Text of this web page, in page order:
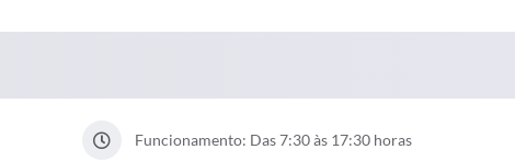
Funcionamento: Das 7:30 às 17:30 horas